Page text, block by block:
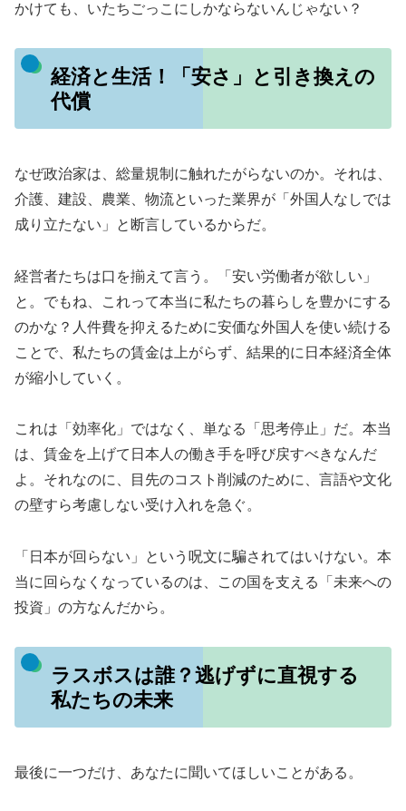
かけても、いたちごっこにしかならないんじゃない？
経済と生活！「安さ」と引き換えの
代償
なぜ政治家は、総量規制に触れたがらないのか。それは、
介護、建設、農業、物流といった業界が「外国人なしでは
成り立たない」と断言しているからだ。
経営者たちは口を揃えて言う。「安い労働者が欲しい」
と。でもね、これって本当に私たちの暮らしを豊かにする
のかな？人件費を抑えるために安価な外国人を使い続ける
ことで、私たちの賃金は上がらず、結果的に日本経済全体
が縮小していく。
これは「効率化」ではなく、単なる「思考停止」だ。本当
は、賃金を上げて日本人の働き手を呼び戻すべきなんだ
よ。それなのに、目先のコスト削減のために、言語や文化
の壁すら考慮しない受け入れを急ぐ。
「日本が回らない」という呪文に騙されてはいけない。本
当に回らなくなっているのは、この国を支える「未来への
投資」の方なんだから。
ラスボスは誰？逃げずに直視する
私たちの未来
最後に一つだけ、あなたに聞いてほしいことがある。